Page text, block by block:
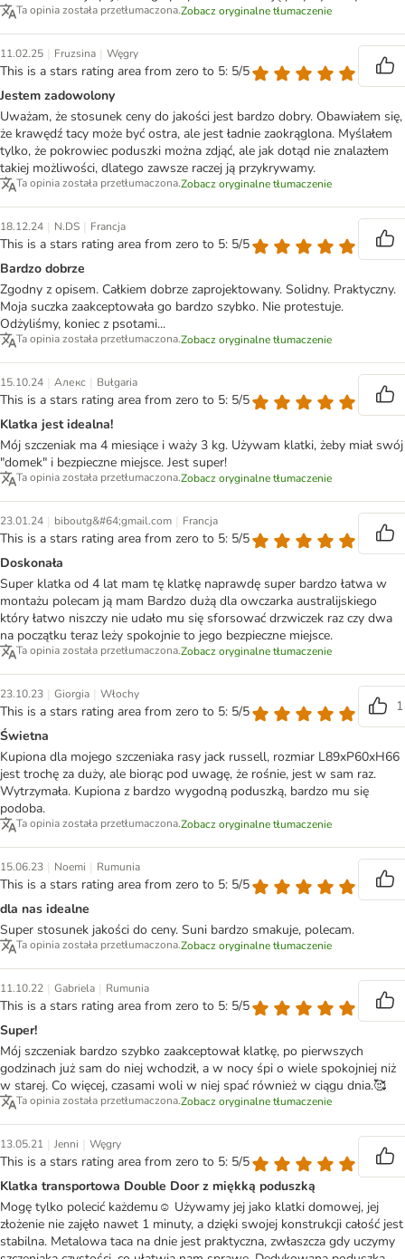
Ta opinia została przetłumaczona.Zobacz oryginalne tłumaczenie
11.02.25 | Fruzsina | Węgry
This is a stars rating area from zero to 5: 5/5
Jestem zadowolony
Uważam, że stosunek ceny do jakości jest bardzo dobry. Obawiałem się,
że krawędź tacy może być ostra, ale jest ładnie zaokrąglona. Myślałem
tylko, że pokrowiec poduszki można zdjąć, ale jak dotąd nie znalazłem
takiej możliwości, dlatego zawsze raczej ją przykrywamy.
Ta opinia została przetłumaczona.Zobacz oryginalne tłumaczenie
18.12.24 | N.DS | Francja
This is a stars rating area from zero to 5: 5/5
Bardzo dobrze
Zgodny z opisem. Całkiem dobrze zaprojektowany. Solidny. Praktyczny.
Moja suczka zaakceptowała go bardzo szybko. Nie protestuje.
Odżyliśmy, koniec z psotami...
Ta opinia została przetłumaczona.Zobacz oryginalne tłumaczenie
15.10.24 | Алекс | Bułgaria
This is a stars rating area from zero to 5: 5/5
Klatka jest idealna!
Mój szczeniak ma 4 miesiące i waży 3 kg. Używam klatki, żeby miał swój
"domek" i bezpieczne miejsce. Jest super!
Ta opinia została przetłumaczona.Zobacz oryginalne tłumaczenie
23.01.24 | biboutg&#64;gmail.com | Francja
This is a stars rating area from zero to 5: 5/5
Doskonała
Super klatka od 4 lat mam tę klatkę naprawdę super bardzo łatwa w
montażu polecam ją mam Bardzo dużą dla owczarka australijskiego
który łatwo niszczy nie udało mu się sforsować drzwiczek raz czy dwa
na początku teraz leży spokojnie to jego bezpieczne miejsce.
Ta opinia została przetłumaczona.Zobacz oryginalne tłumaczenie
23.10.23 | Giorgia | Włochy
This is a stars rating area from zero to 5: 5/5
1
Świetna
Kupiona dla mojego szczeniaka rasy jack russell, rozmiar L89xP60xH66
jest trochę za duży, ale biorąc pod uwagę, że rośnie, jest w sam raz.
Wytrzymała. Kupiona z bardzo wygodną poduszką, bardzo mu się
podoba.
Ta opinia została przetłumaczona.Zobacz oryginalne tłumaczenie
15.06.23 | Noemi | Rumunia
This is a stars rating area from zero to 5: 5/5
dla nas idealne
Super stosunek jakości do ceny. Suni bardzo smakuje, polecam.
Ta opinia została przetłumaczona.Zobacz oryginalne tłumaczenie
11.10.22 | Gabriela | Rumunia
This is a stars rating area from zero to 5: 5/5
Super!
Mój szczeniak bardzo szybko zaakceptował klatkę, po pierwszych
godzinach już sam do niej wchodził, a w nocy śpi o wiele spokojniej niż
w starej. Co więcej, czasami woli w niej spać również w ciągu dnia.🥰
Ta opinia została przetłumaczona.Zobacz oryginalne tłumaczenie
13.05.21 | Jenni | Węgry
This is a stars rating area from zero to 5: 5/5
Klatka transportowa Double Door z miękką poduszką
Mogę tylko polecić każdemu☺️ Używamy jej jako klatki domowej, jej
złożenie nie zajęło nawet 1 minuty, a dzięki swojej konstrukcji całość jest
stabilna. Metalowa taca na dnie jest praktyczna, zwłaszcza gdy uczymy